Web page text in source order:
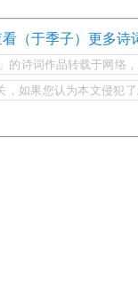
看（于季子）更多诗
的诗词作品转载于网络
，如果您认为本文侵犯